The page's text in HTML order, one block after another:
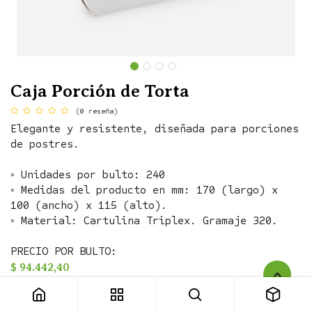
Caja Porción de Torta
(0 reseña)
Elegante y resistente, diseñada para porciones
de postres.
◦ Unidades por bulto: 240
◦ Medidas del producto en mm: 170 (largo) x
100 (ancho) x 115 (alto).
◦ Material: Cartulina Triplex. Gramaje 320.
PRECIO POR BULTO:
$ 94.442,40
◦ Unidades por bulto: 250